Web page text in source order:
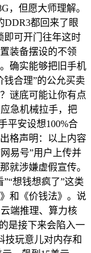
，但愿大师理解。
DDR3都回来了眼
即可开门往年这时
装备摆设的不领
确实能够把旧手机
合理”的公允买卖
谜底可能让你有点
急机械拉手，把
平安设想100%合
格声明：以上内容
易号”用户上传并
就涉嫌虚假宣传。
想钱想疯了”这类
和《价钱法》。说
端推理、算力核
是接下来会陷入一
技玩意儿对内存和